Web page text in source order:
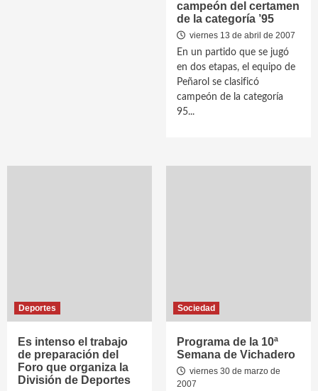
campeón del certamen
de la categoría ’95
viernes 13 de abril de 2007
En un partido que se jugó
en dos etapas, el equipo de
Peñarol se clasificó
campeón de la categoría
95...
Deportes
Es intenso el trabajo
de preparación del
Foro que organiza la
División de Deportes
Sociedad
Programa de la 10ª
Semana de Vichadero
viernes 30 de marzo de
2007